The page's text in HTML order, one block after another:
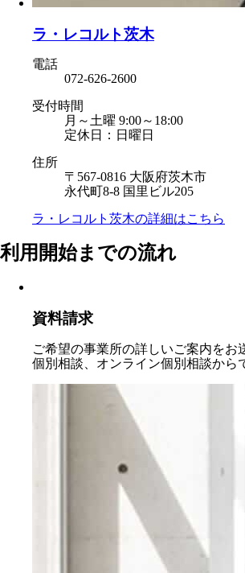
ラ・レコルト茨木
電話
072-626-2600
受付時間
月～土曜 9:00～18:00
定休日：日曜日
住所
〒567-0816 大阪府茨木市
永代町8-8 国里ビル205
ラ・レコルト茨木の詳細はこちら
利用開始までの流れ
資料請求
ご希望の事業所の詳しいご案内をお
個別相談、オンライン個別相談から